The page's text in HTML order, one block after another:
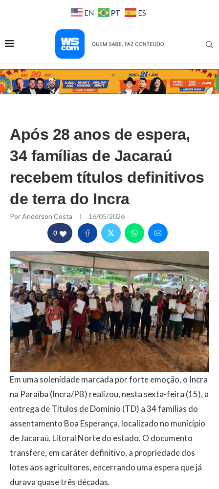
EN PT ES
Após 28 anos de espera,
34 famílias de Jacaraú
recebem títulos definitivos
de terra do Incra
PorAnderson Costa 16/05/2026
0
Em uma solenidade marcada por forte emoção, o Incra
na Paraíba (Incra/PB) realizou, nesta sexta-feira (15), a
entrega de Títulos de Domínio (TD) a 34 famílias do
assentamento Boa Esperança, localizado no município
de Jacaraú, Litoral Norte do estado. O documento
transfere, em caráter definitivo, a propriedade dos
lotes aos agricultores, encerrando uma espera que já
durava quase três décadas.